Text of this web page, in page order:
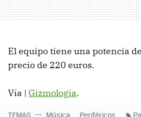
El equipo tiene una potencia
precio de 220 euros.
Vía | Gizmología.
TEMAS Música Periféricos